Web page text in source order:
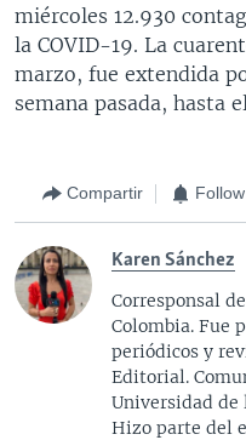
miércoles 12.930
la COVID-19. La
marzo, fue extendida
semana pasada, hasta
Compartir
Karen Sánchez
Corresponsal
Colombia. Fue
periódicos y
Editorial.
Universidad de
Hizo parte del